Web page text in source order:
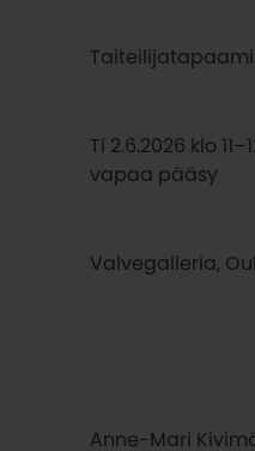
Ti 2.6.2026 klo
vapaa pääsy
Valvegalleria,
Anne-Mari